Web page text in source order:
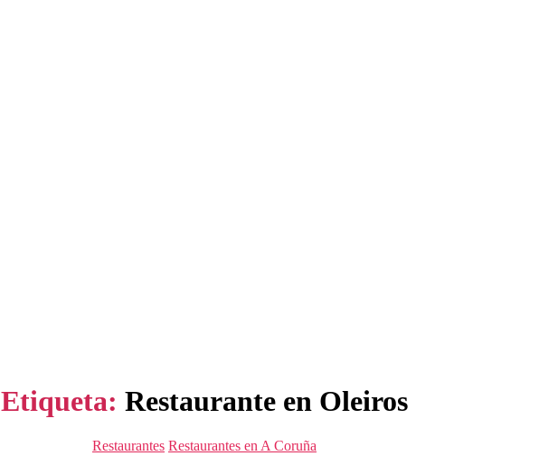
Etiqueta: Restaurante en Oleiros
Categorías
Restaurantes Restaurantes en A Coruña